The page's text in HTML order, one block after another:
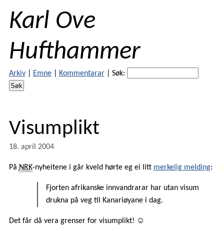
Karl Ove
Hufthammer
Arkiv| Emne| Kommentarar| Søk:
Visumplikt
18. april 2004
På NRK-nyheitene i går kveld hørte eg ei litt merkelig melding:
Fjorten afrikanske innvandrarar har utan visum
drukna på veg til Kanariøyane i dag.
Det får då vera grenser for visumplikt! ☺